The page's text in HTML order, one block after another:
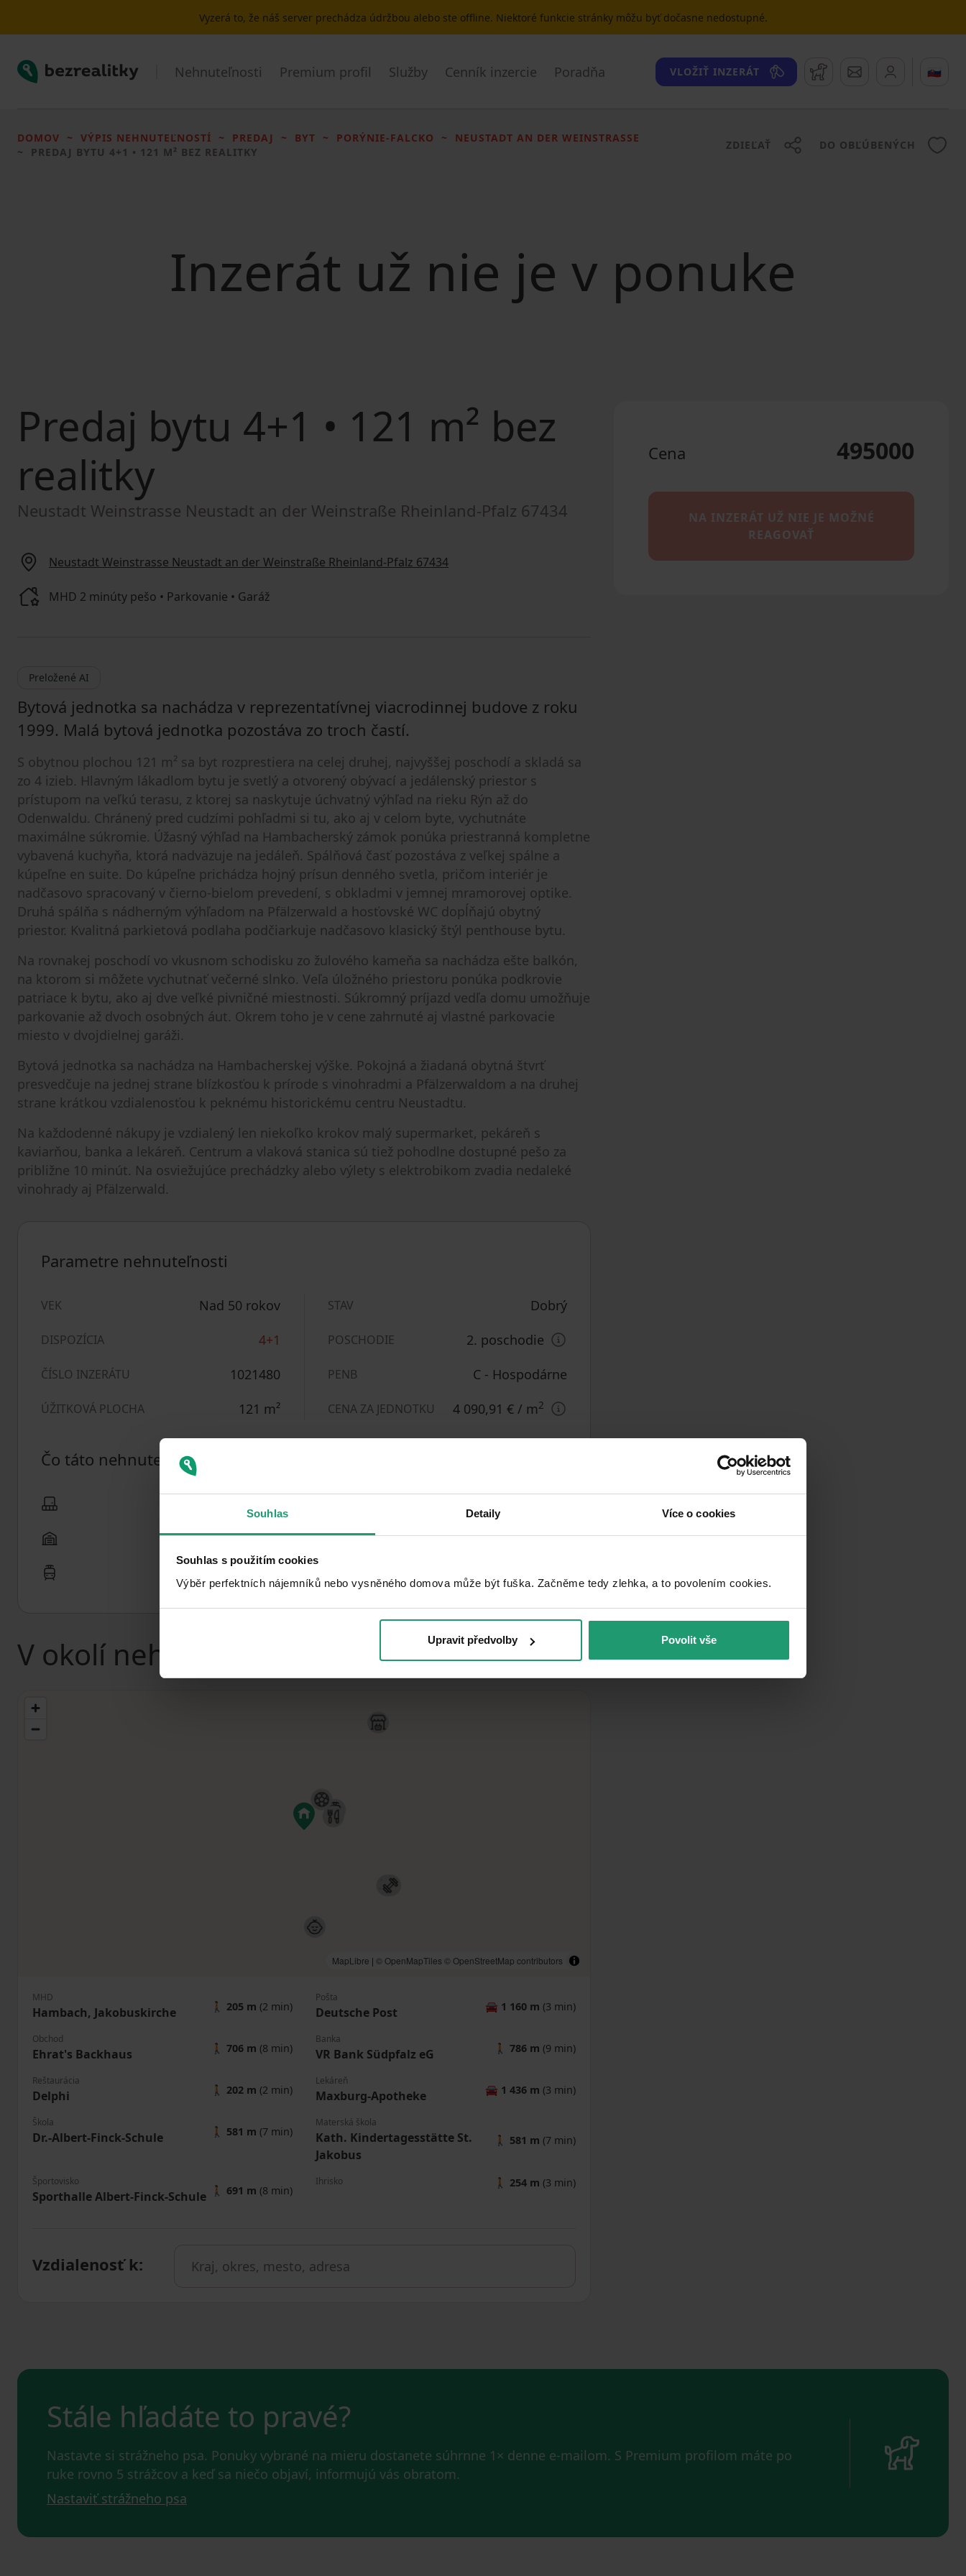
Souhlas Detaily Více o cookies
Souhlas s použitím cookies
Výběr perfektních nájemníků nebo vysněného domova může být fuška. Začněme tedy zlehka, a to povolením cookies.​
Upravit předvolby Povolit vše
Vyzerá to, že náš server prechádza údržbou alebo ste offline. Niektoré funkcie stránky môžu byť dočasne nedostupné.
Bezrealitky Nehnuteľnosti Premium profil Služby Cenník inzercie Poradňa VLOŽIŤ INZERÁT Strážny pesSprávy 🇸🇰
DOMOV VÝPIS NEHNUTEĽNOSTÍ PREDAJ BYT PORÝNIE-FALCKO
NEUSTADT AN DER WEINSTRASSE
PREDAJ BYTU 4+1 • 121 M² BEZ REALITKY
ZDIEĽAŤ DO OBĽÚBENÝCH
Inzerát už nie je v ponuke
Predaj bytu 4+1 • 121 m² bez
realitky
Neustadt Weinstrasse Neustadt an der Weinstraße Rheinland-Pfalz 67434
Neustadt Weinstrasse Neustadt an der Weinstraße Rheinland-Pfalz 67434
MHD 2 minúty pešo • Parkovanie • Garáž
Preložené AI
Bytová jednotka sa nachádza v reprezentatívnej viacrodinnej budove z roku
1999. Malá bytová jednotka pozostáva zo troch častí.
S obytnou plochou 121 m² sa byt rozprestiera na celej druhej, najvyššej poschodí a skladá sa
zo 4 izieb. Hlavným lákadlom bytu je svetlý a otvorený obývací a jedálenský priestor s
prístupom na veľkú terasu, z ktorej sa naskytuje úchvatný výhľad na rieku Rýn až do
Odenwaldu. Chránený pred cudzími pohľadmi si tu, ako aj v celom byte, vychutnáte
maximálne súkromie. Úžasný výhľad na Hambacherský zámok ponúka priestranná kompletne
vybavená kuchyňa, ktorá nadväzuje na jedáleň. Spálňová časť pozostáva z veľkej spálne a
kúpeľne en suite. Do kúpeľne prichádza hojný prísun denného svetla, pričom interiér je
nadčasovo spracovaný v čierno-bielom prevedení, s obkladmi v jemnej mramorovej optike.
Druhá spálňa s nádherným výhľadom na Pfälzerwald a hosťovské WC dopĺňajú obytný
priestor. Kvalitná parkietová podlaha podčiarkuje nadčasovo klasický štýl penthouse bytu.
Na rovnakej poschodí vo vkusnom schodisku zo žulového kameňa sa nachádza ešte balkón,
na ktorom si môžete vychutnať večerné slnko. Veľa úložného priestoru ponúka podkrovie
patriace k bytu, ako aj dve veľké pivničné miestnosti. Súkromný príjazd vedľa domu umožňuje
parkovanie až dvoch osobných áut. Okrem toho je v cene zahrnuté aj vlastné parkovacie
miesto v dvojdielnej garáži.
Bytová jednotka sa nachádza na Hambacherskej výške. Pokojná a žiadaná obytná štvrť
presvedčuje na jednej strane blízkosťou k prírode s vinohradmi a Pfälzerwaldom a na druhej
strane krátkou vzdialenosťou k peknému historickému centru Neustadtu.
Na každodenné nákupy je vzdialený len niekoľko krokov malý supermarket, pekáreň s
kaviarňou, banka a lekáreň. Centrum a vlaková stanica sú tiež pohodlne dostupné pešo za
približne 10 minút. Na osviežujúce prechádzky alebo výlety s elektrobikom zvadia nedaleké
vinohrady aj Pfälzerwald.
Parametre nehnuteľnosti
VEK Nad 50 rokov
DISPOZÍCIA 4+1
ČÍSLO INZERÁTU 1021480
ÚŽITKOVÁ PLOCHA 121 m²
STAV Dobrý
POSCHODIE 2. poschodie
PENB C - Hospodárne
CENA ZA JEDNOTKU 4 090,91 €/ m2
Čo táto nehnuteľnosť ponúka?
Garáž
Parkovanie
V okolí nehnuteľnosti nájdete
MapLibre | © OpenMapTiles © OpenStreetMap contributors
MHD
Hambach, Jakobuskirche 🚶 205 m (2 min)
Pošta
Deutsche Post 🚘 1 160 m (3 min)
Obchod
Ehrat's Backhaus 🚶 706 m (8 min)
Banka
VR Bank Südpfalz eG 🚶 786 m (9 min)
Reštaurácia
Delphi 🚶 202 m (2 min)
Lekáreň
Maxburg-Apotheke 🚘 1 436 m (3 min)
Škola
Dr.-Albert-Finck-Schule 🚶 581 m (7 min)
Materská škola
Kath. Kindertagesstätte St.
Jakobus
🚶 581 m (7 min)
Športovisko
Sporthalle Albert-Finck-Schule 🚶 691 m (8 min)
Ihrisko 🚶 254 m (3 min)
Vzdialenosť k:
Cena 495000
NA INZERÁT UŽ NIE JE MOŽNÉ
REAGOVAŤ
Stále hľadáte to pravé?
Nastavte si strážneho psa. Ponuky vybrané na mieru dostanete súhrnne 1× denne e-mailom. S Premium profilom máte po
ruke rovno 5 strážcov a keď sa niečo objaví, informujú vás obratom.
Nastaviť strážneho psa